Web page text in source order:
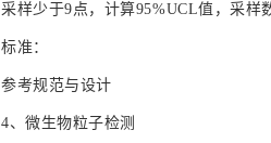
采样少于9点，计算95%UCL值，采样
标准：
参考规范与设计
4、微生物粒子检测